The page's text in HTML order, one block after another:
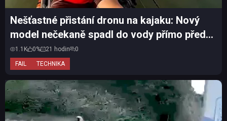
FAIL TECHNIKA
Nešťastné přistání dronu na kajaku: Nový
model nečekaně spadl do vody přímo před
očima majitele
1.1K 0% 21 hodin 0